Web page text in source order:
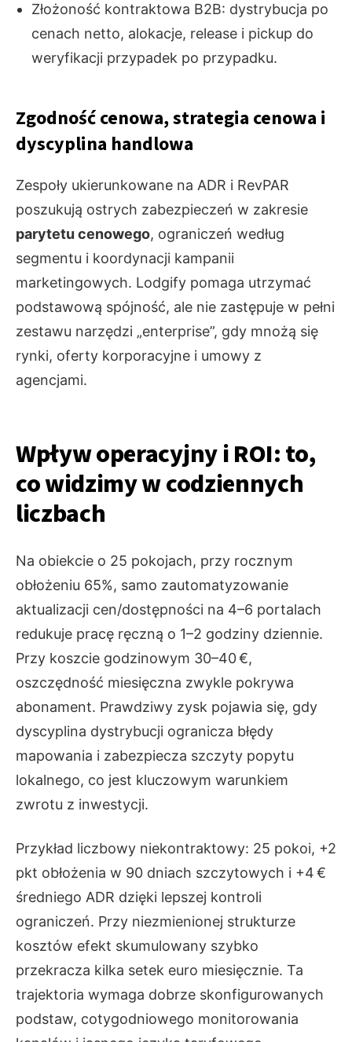
Złożoność kontraktowa B2B: dystrybucja po
cenach netto, alokacje, release i pickup do
weryfikacji przypadek po przypadku.
Zgodność cenowa, strategia cenowa i
dyscyplina handlowa
Zespoły ukierunkowane na ADR i RevPAR
poszukują ostrych zabezpieczeń w zakresie
parytetu cenowego, ograniczeń według
segmentu i koordynacji kampanii
marketingowych. Lodgify pomaga utrzymać
podstawową spójność, ale nie zastępuje w pełni
zestawu narzędzi „enterprise”, gdy mnożą się
rynki, oferty korporacyjne i umowy z
agencjami.
Wpływ operacyjny i ROI: to,
co widzimy w codziennych
liczbach
Na obiekcie o 25 pokojach, przy rocznym
obłożeniu 65%, samo zautomatyzowanie
aktualizacji cen/dostępności na 4–6 portalach
redukuje pracę ręczną o 1–2 godziny dziennie.
Przy koszcie godzinowym 30–40 €,
oszczędność miesięczna zwykle pokrywa
abonament. Prawdziwy zysk pojawia się, gdy
dyscyplina dystrybucji ogranicza błędy
mapowania i zabezpiecza szczyty popytu
lokalnego, co jest kluczowym warunkiem
zwrotu z inwestycji.
Przykład liczbowy niekontraktowy: 25 pokoi, +2
pkt obłożenia w 90 dniach szczytowych i +4 €
średniego ADR dzięki lepszej kontroli
ograniczeń. Przy niezmienionej strukturze
kosztów efekt skumulowany szybko
przekracza kilka setek euro miesięcznie. Ta
trajektoria wymaga dobrze skonfigurowanych
podstaw, cotygodniowego monitorowania